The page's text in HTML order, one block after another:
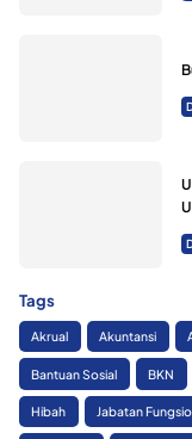
Tags
Akrual Akuntansi
Bantuan Sosial BKN
Hibah Jabatan